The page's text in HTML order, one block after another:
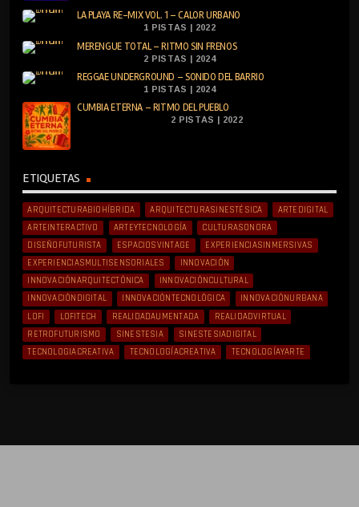
LA PLAYA RE-MIX VOL. 1 – CALOR URBANO
1 PISTAS | 2022
MERENGUE TOTAL – RITMO SIN FRENOS
2 PISTAS | 2024
REGGAE UNDERGROUND – SONIDO DEL BARRIO
1 PISTAS | 2024
CUMBIA ETERNA – RITMO DEL PUEBLO
2 PISTAS | 2022
ETIQUETAS
ARQUITECTURABIOHÍBRIDA ARQUITECTURASINESTÉSICA
ARTEDIGITAL
ARTEINTERACTIVO
ARTEYTECNOLOGÍA
CULTURASONORA
DISEÑOFUTURISTA
ESPACIOSVINTAGE
EXPERIENCIASINMERSIVAS
EXPERIENCIASMULTISENSORIALES
INNOVACIÓN
INNOVACIÓNARQUITECTÓNICA
INNOVACIÓNCULTURAL
INNOVACIÓNDIGITAL
INNOVACIÓNTECNOLÓGICA
INNOVACIÓNURBANA
LOFI
LOFITECH REALIDADAUMENTADA
REALIDADVIRTUAL
RETROFUTURISMO
SINESTESIA
SINESTESIADIGITAL
TECNOLOGIACREATIVA
TECNOLOGÍACREATIVA TECNOLOGÍAYARTE